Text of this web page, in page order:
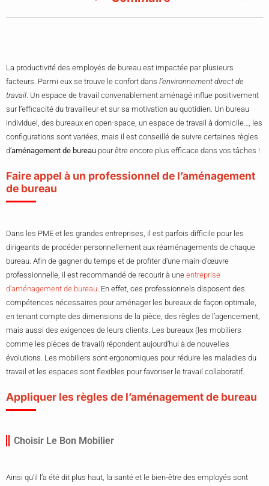
La productivité des employés de bureau est impactée par plusieurs
facteurs. Parmi eux se trouve le confort dans l’environnement direct de
travail. Un espace de travail convenablement aménagé influe positivement
sur l’efficacité du travailleur et sur sa motivation au quotidien. Un bureau
individuel, des bureaux en open-space, un espace de travail à domicile…, les
configurations sont variées, mais il est conseillé de suivre certaines règles
d’aménagement de bureau pour être encore plus efficace dans vos tâches !
Faire appel à un professionnel de l’aménagement
de bureau
Dans les PME et les grandes entreprises, il est parfois difficile pour les
dirigeants de procéder personnellement aux réaménagements de chaque
bureau. Afin de gagner du temps et de profiter d’une main-d’œuvre
professionnelle, il est recommandé de recourir à une entreprise
d’aménagement de bureau. En effet, ces professionnels disposent des
compétences nécessaires pour aménager les bureaux de façon optimale,
en tenant compte des dimensions de la pièce, des règles de l’agencement,
mais aussi des exigences de leurs clients. Les bureaux (les mobiliers
comme les pièces de travail) répondent aujourd’hui à de nouvelles
évolutions. Les mobiliers sont ergonomiques pour réduire les maladies du
travail et les espaces sont flexibles pour favoriser le travail collaboratif.
Appliquer les règles de l’aménagement de bureau
Choisir Le Bon Mobilier
Ainsi qu’il l’a été dit plus haut, la santé et le bien-être des employés sont